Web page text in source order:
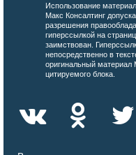
Использование
Макс Консалтинг
разрешения
гиперссылкой на
заимствован.
непосредственно в
оригинальный материал
цитируемого блока.